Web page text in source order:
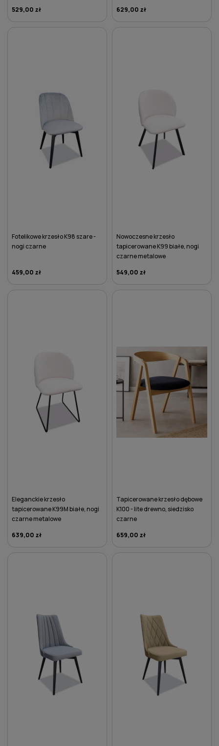
529,00 zł 629,00 zł
Fotelikowe krzesło K98 szare -
nogi czarne
459,00 zł
Nowoczesne krzesło
tapicerowane K99 białe, nogi
czarne metalowe
549,00 zł
Eleganckie krzesło
tapicerowane K99M białe, nogi
czarne metalowe
639,00 zł
Tapicerowane krzesło dębowe
K100 - lite drewno, siedzisko
czarne
659,00 zł